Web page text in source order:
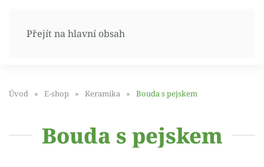
Přejít na hlavní obsah
Úvod E-shop Keramika Bouda s pejskem
Bouda s pejskem